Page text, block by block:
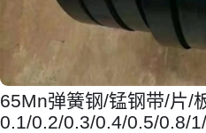
65Mn弹簧钢/锰钢带/片/
0.1/0.2/0.3/0.4/0.5/0.8/